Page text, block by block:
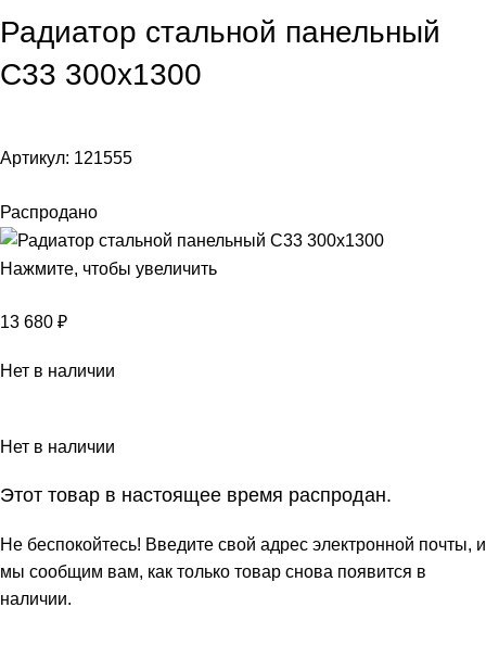
Радиатор стальной панельный
C33 300х1300
Артикул: 121555
Распродано
Нажмите, чтобы увеличить
13 680 ₽
Нет в наличии
Нет в наличии
Этот товар в настоящее время распродан.
Не беспокойтесь! Введите свой адрес электронной почты, и
мы сообщим вам, как только товар снова появится в
наличии.